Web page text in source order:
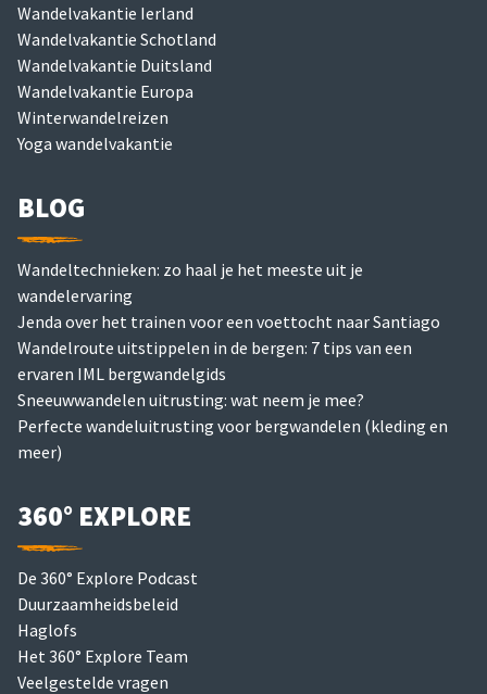
Wandelvakantie Ierland
Wandelvakantie Schotland
Wandelvakantie Duitsland
Wandelvakantie Europa
Winterwandelreizen
Yoga wandelvakantie
BLOG
Wandeltechnieken: zo haal je het meeste uit je
wandelervaring
Jenda over het trainen voor een voettocht naar Santiago
Wandelroute uitstippelen in de bergen: 7 tips van een
ervaren IML bergwandelgids
Sneeuwwandelen uitrusting: wat neem je mee?
Perfecte wandeluitrusting voor bergwandelen (kleding en
meer)
360° EXPLORE
De 360° Explore Podcast
Duurzaamheidsbeleid
Haglofs
Het 360° Explore Team
Veelgestelde vragen